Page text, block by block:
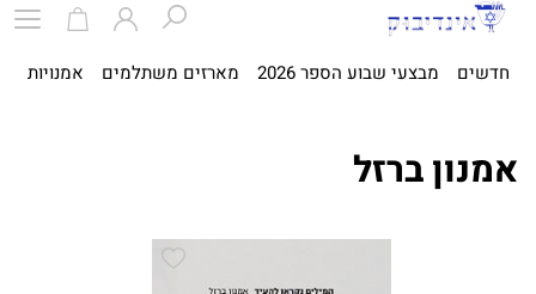
חדשים מבצעי שבוע הספר 2026 מארזים משתלמים אמנויות
אמנון ברזל